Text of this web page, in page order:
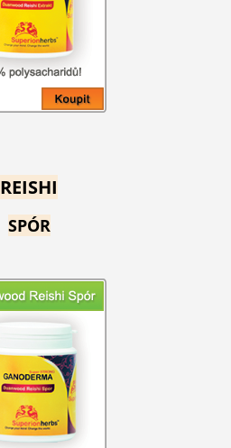
REISHI
SPÓR